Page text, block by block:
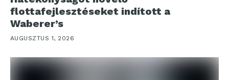
flottafejlesztéseket indított a
Waberer’s
AUGUSZTUS 1, 2026